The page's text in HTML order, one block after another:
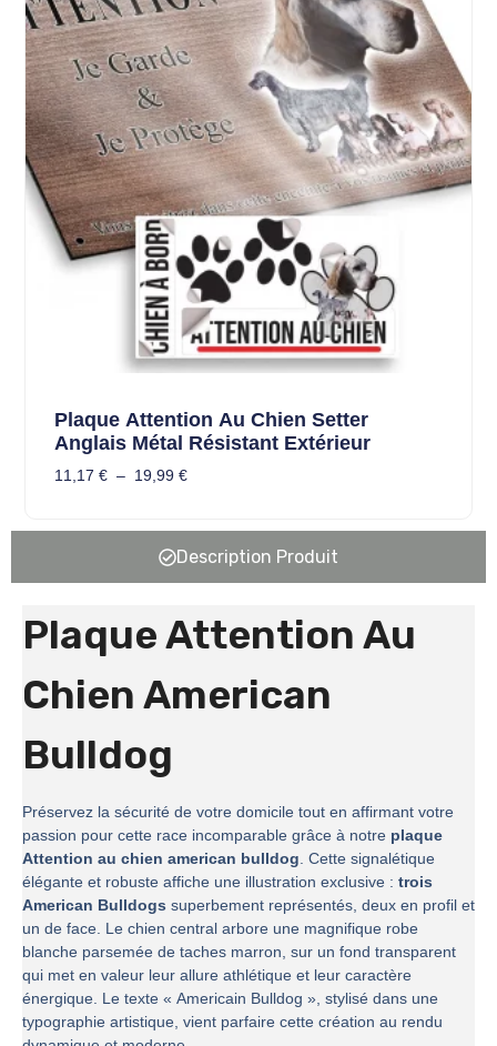
Plaque Attention Au Chien Setter
Anglais Métal Résistant Extérieur
11,17 € – 19,99 €
Description Produit
Plaque Attention Au
Chien American
Bulldog
Préservez la sécurité de votre domicile tout en affirmant votre
passion pour cette race incomparable grâce à notre plaque
Attention au chien american bulldog. Cette signalétique
élégante et robuste affiche une illustration exclusive : trois
American Bulldogs superbement représentés, deux en profil et
un de face. Le chien central arbore une magnifique robe
blanche parsemée de taches marron, sur un fond transparent
qui met en valeur leur allure athlétique et leur caractère
énergique. Le texte « Americain Bulldog », stylisé dans une
typographie artistique, vient parfaire cette création au rendu